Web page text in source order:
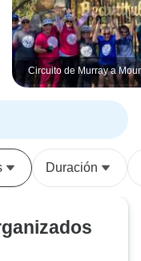
Circuito de Murray a
Trail - fin de semana en
Duración